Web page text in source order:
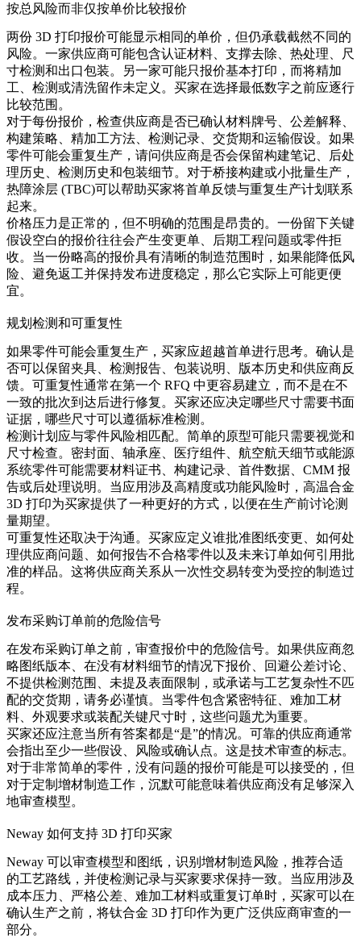
按总风险而非仅按单价比较报价
两份 3D 打印报价可能显示相同的单价，但仍承载截然不同的
风险。一家供应商可能包含认证材料、支撑去除、热处理、尺
寸检测和出口包装。另一家可能只报价基本打印，而将精加
工、检测或清洗留作未定义。买家在选择最低数字之前应逐行
比较范围。
对于每份报价，检查供应商是否已确认材料牌号、公差解释、
构建策略、精加工方法、检测记录、交货期和运输假设。如果
零件可能会重复生产，请问供应商是否会保留构建笔记、后处
理历史、检测历史和包装细节。对于桥接构建或小批量生产，
热障涂层 (TBC)可以帮助买家将首单反馈与重复生产计划联系
起来。
价格压力是正常的，但不明确的范围是昂贵的。一份留下关键
假设空白的报价往往会产生变更单、后期工程问题或零件拒
收。当一份略高的报价具有清晰的制造范围时，如果能降低风
险、避免返工并保持发布进度稳定，那么它实际上可能更便
宜。
规划检测和可重复性
如果零件可能会重复生产，买家应超越首单进行思考。确认是
否可以保留夹具、检测报告、包装说明、版本历史和供应商反
馈。可重复性通常在第一个 RFQ 中更容易建立，而不是在不
一致的批次到达后进行修复。买家还应决定哪些尺寸需要书面
证据，哪些尺寸可以遵循标准检测。
检测计划应与零件风险相匹配。简单的原型可能只需要视觉和
尺寸检查。密封面、轴承座、医疗组件、航空航天细节或能源
系统零件可能需要材料证书、构建记录、首件数据、CMM 报
告或后处理说明。当应用涉及高精度或功能风险时， 高温合金
3D 打印为买家提供了一种更好的方式，以便在生产前讨论测
量期望。
可重复性还取决于沟通。买家应定义谁批准图纸变更、如何处
理供应商问题、如何报告不合格零件以及未来订单如何引用批
准的样品。这将供应商关系从一次性交易转变为受控的制造过
程。
发布采购订单前的危险信号
在发布采购订单之前，审查报价中的危险信号。如果供应商忽
略图纸版本、在没有材料细节的情况下报价、回避公差讨论、
不提供检测范围、未提及表面限制，或承诺与工艺复杂性不匹
配的交货期，请务必谨慎。当零件包含紧密特征、难加工材
料、外观要求或装配关键尺寸时，这些问题尤为重要。
买家还应注意当所有答案都是“是”的情况。可靠的供应商通常
会指出至少一些假设、风险或确认点。这是技术审查的标志。
对于非常简单的零件，没有问题的报价可能是可以接受的，但
对于定制增材制造工作，沉默可能意味着供应商没有足够深入
地审查模型。
Neway 如何支持 3D 打印买家
Neway 可以审查模型和图纸，识别增材制造风险，推荐合适
的工艺路线，并使检测记录与买家要求保持一致。当应用涉及
成本压力、严格公差、难加工材料或重复订单时，买家可以在
确认生产之前，将钛合金 3D 打印作为更广泛供应商审查的一
部分。